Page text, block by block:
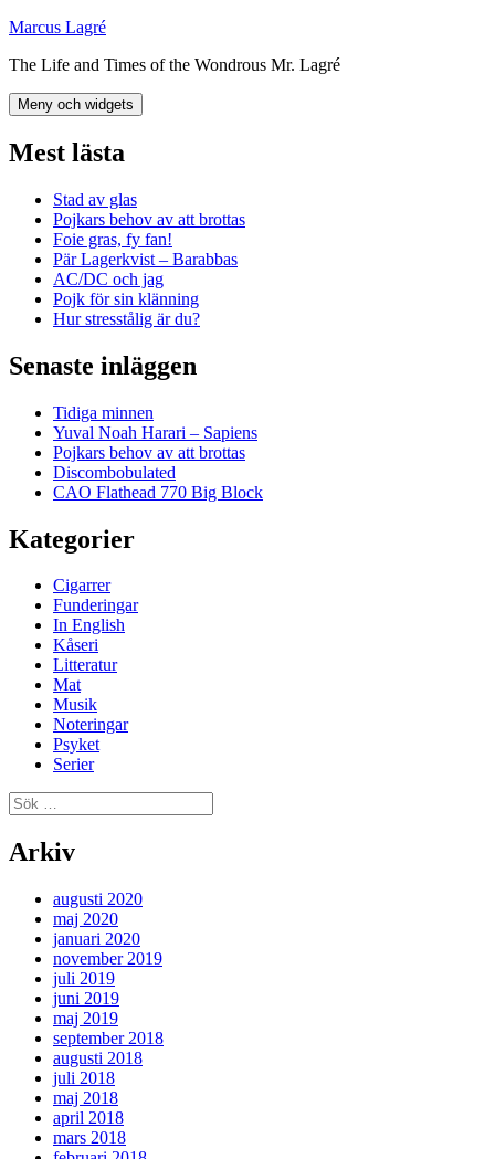
Hoppa
innehåll
Marcus Lagré
The Life and Times of the Wondrous Mr. Lagré
Meny och widgets
Mest lästa
Stad av glas
Pojkars behov av att brottas
Foie gras, fy fan!
Pär Lagerkvist – Barabbas
AC/DC och jag
Pojk för sin klänning
Hur stresstålig är du?
Senaste inläggen
Tidiga minnen
Yuval Noah Harari – Sapiens
Pojkars behov av att brottas
Discombobulated
CAO Flathead 770 Big Block
Kategorier
Cigarrer
Funderingar
In English
Kåseri
Litteratur
Mat
Musik
Noteringar
Psyket
Serier
Sök
efter:
Arkiv
augusti 2020
maj 2020
januari 2020
november 2019
juli 2019
juni 2019
maj 2019
september 2018
augusti 2018
juli 2018
maj 2018
april 2018
mars 2018